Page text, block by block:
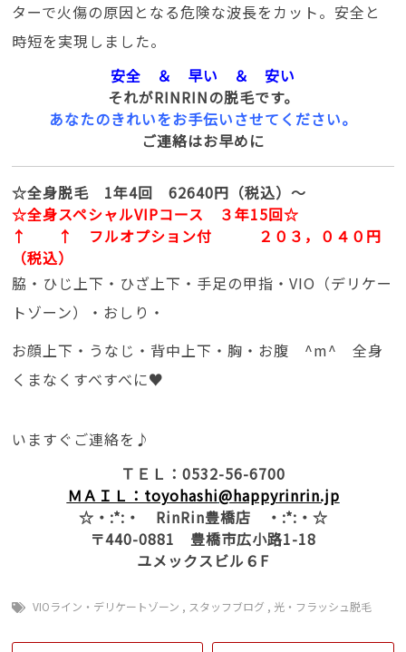
ターで火傷の原因となる危険な波長をカット。安全と
時短を実現しました。
安全 ＆ 早い ＆ 安い
それがRINRINの脱毛です。
あなたのきれいをお手伝いさせてください。
ご連絡はお早めに
☆全身脱毛 1年4回 62640円（税込）～
☆全身スペシャルVIPコース ３年15回☆
↑ ↑ フルオプション付 ２０３，０４０円
（税込）
脇・ひじ上下・ひざ上下・手足の甲指・VIO（デリケー
トゾーン）・おしり・
お顔上下・うなじ・背中上下・胸・お腹 ^m^ 全身
くまなくすべすべに♥
いますぐご連絡を♪
ＴＥＬ：0532-56-6700
ＭＡＩＬ：toyohashi@happyrinrin.jp
☆・:*:・ RinRin豊橋店 ・:*:・☆
〒440-0881 豊橋市広小路1-18
ユメックスビル６F
VIOライン・デリケートゾーン , スタッフブログ , 光・フラッシュ脱毛